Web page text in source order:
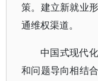
策。建立新就业
通维权渠道。
中国式现代
和问题导向相结